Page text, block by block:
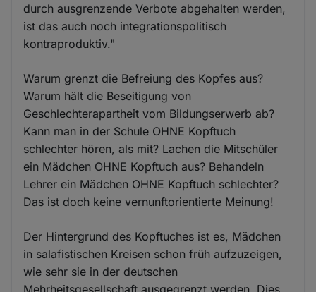
durch ausgrenzende Verbote abgehalten werden,
ist das auch noch integrationspolitisch
kontraproduktiv."
Warum grenzt die Befreiung des Kopfes aus?
Warum hält die Beseitigung von
Geschlechterapartheit vom Bildungserwerb ab?
Kann man in der Schule OHNE Kopftuch
schlechter hören, als mit? Lachen die Mitschüler
ein Mädchen OHNE Kopftuch aus? Behandeln
Lehrer ein Mädchen OHNE Kopftuch schlechter?
Das ist doch keine vernunftorientierte Meinung!
Der Hintergrund des Kopftuches ist es, Mädchen
in salafistischen Kreisen schon früh aufzuzeigen,
wie sehr sie in der deutschen
Mehrheitsgesellschaft ausgegrenzt werden. Dies